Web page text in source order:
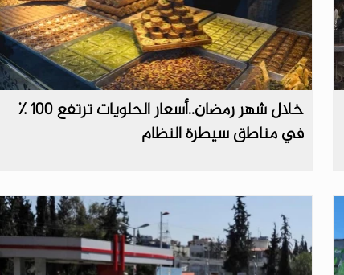
خلال شهر رمضان..أسعار الحلويات ترتفع 100 ٪
في مناطق سيطرة النظام